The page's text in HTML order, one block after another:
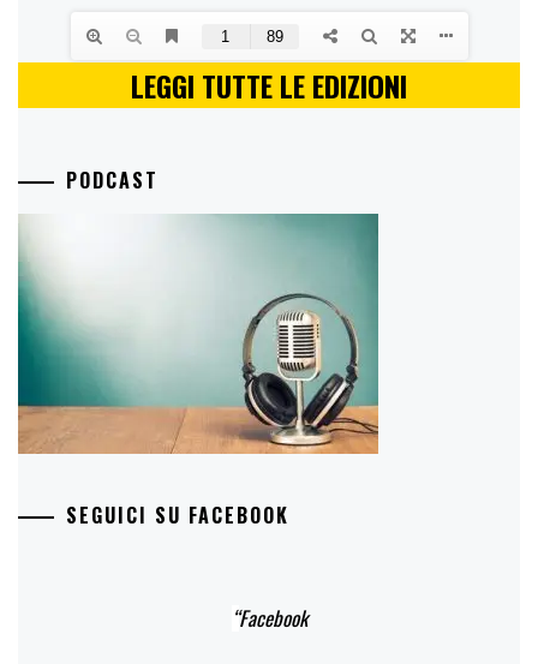
LEGGI TUTTE LE EDIZIONI
PODCAST
SEGUICI SU FACEBOOK
Facebook